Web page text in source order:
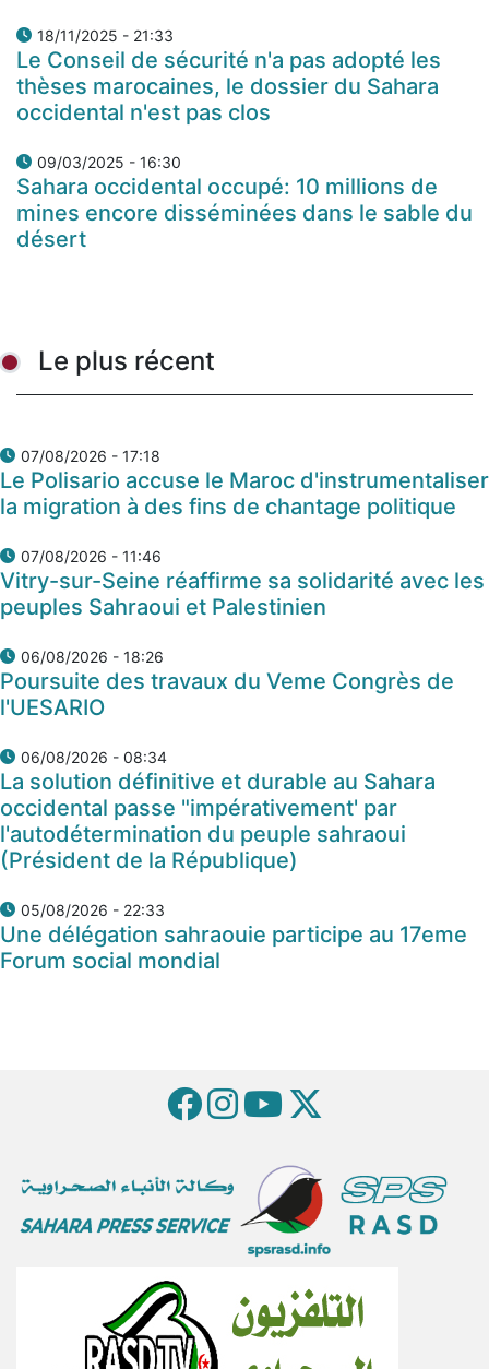
18/11/2025 - 21:33
Le Conseil de sécurité n'a pas adopté les
thèses marocaines, le dossier du Sahara
occidental n'est pas clos
09/03/2025 - 16:30
Sahara occidental occupé: 10 millions de
mines encore disséminées dans le sable du
désert
Le plus récent
07/08/2026 - 17:18
Le Polisario accuse le Maroc d'instrumentaliser
la migration à des fins de chantage politique
07/08/2026 - 11:46
Vitry-sur-Seine réaffirme sa solidarité avec les
peuples Sahraoui et Palestinien
06/08/2026 - 18:26
Poursuite des travaux du Veme Congrès de
l'UESARIO
06/08/2026 - 08:34
La solution définitive et durable au Sahara
occidental passe "impérativement' par
l'autodétermination du peuple sahraoui
(Président de la République)
05/08/2026 - 22:33
Une délégation sahraouie participe au 17eme
Forum social mondial